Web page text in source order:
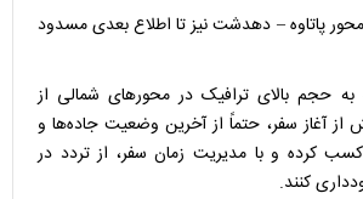
پاتاوه – دهدشت نیز تا اطلاع بعدی مسدود
به حجم بالای ترافیک در محور‌های شمالی از
آغاز سفر، حتماً از آخرین وضعیت جاده‌ها و
کرده و با مدیریت زمان سفر، از تردد در
کنند.